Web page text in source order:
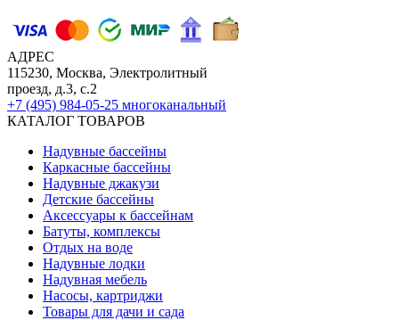
АДРЕС
115230, Москва, Электролитный
проезд, д.3, с.2
+7 (495) 984-05-25 многоканальный
КАТАЛОГ ТОВАРОВ
Надувные бассейны
Каркасные бассейны
Надувные джакузи
Детские бассейны
Аксессуары к бассейнам
Батуты, комплексы
Отдых на воде
Надувные лодки
Надувная мебель
Насосы, картриджи
Товары для дачи и сада